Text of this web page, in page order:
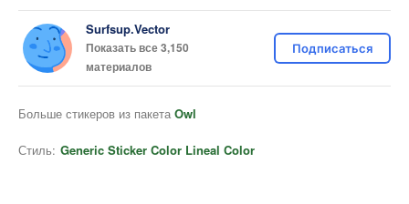
Surfsup.Vector
Показать все 3,150
материалов
Подписаться
Больше стикеров из пакета Owl
Стиль: Generic Sticker Color Lineal Color